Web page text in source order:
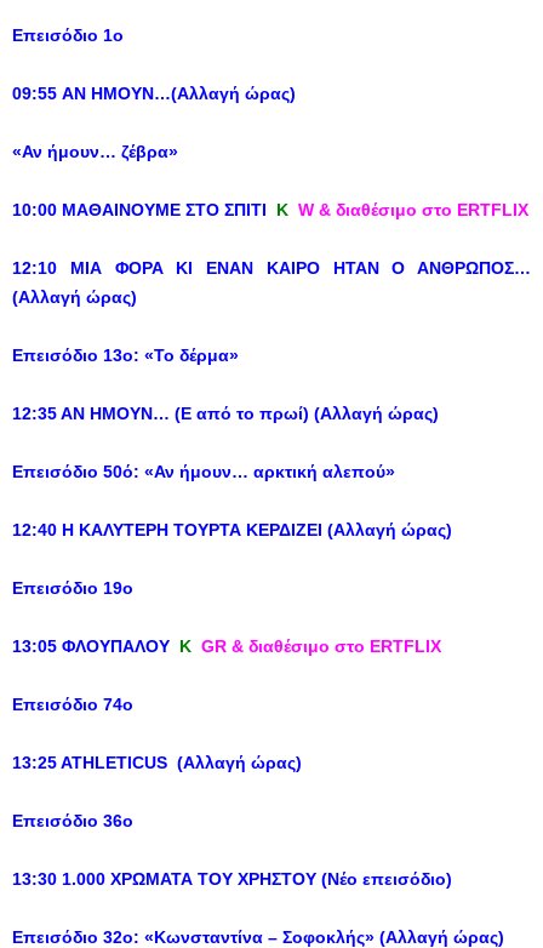
Επεισόδιο 1ο
09:55 ΑΝ ΗΜΟΥΝ…(Αλλαγή ώρας)
«Αν ήμουν… ζέβρα»
10:00 ΜΑΘΑΙΝΟΥΜΕ ΣΤΟ ΣΠΙΤΙ Κ W & διαθέσιμο στο ERTFLIX
12:10 ΜΙΑ ΦΟΡΑ ΚΙ ΕΝΑΝ ΚΑΙΡΟ ΗΤΑΝ Ο ΑΝΘΡΩΠΟΣ…
(Αλλαγή ώρας)
Επεισόδιο 13ο: «Το δέρμα»
12:35 ΑΝ ΗΜΟΥΝ… (Ε από το πρωί) (Αλλαγή ώρας)
Επεισόδιο 50ό: «Αν ήμουν… αρκτική αλεπού»
12:40 Η ΚΑΛΥΤΕΡΗ ΤΟΥΡΤΑ ΚΕΡΔΙΖΕΙ (Αλλαγή ώρας)
Επεισόδιο 19ο
13:05 ΦΛΟΥΠΑΛΟΥ Κ GR & διαθέσιμο στο ERTFLIX
Επεισόδιο 74ο
13:25 ATHLETICUS (Αλλαγή ώρας)
Επεισόδιο 36ο
13:30 1.000 ΧΡΩΜΑΤΑ ΤOY ΧΡΗΣΤΟΥ (Νέο επεισόδιο)
Επεισόδιο 32ο: «Κωνσταντίνα – Σοφοκλής» (Αλλαγή ώρας)